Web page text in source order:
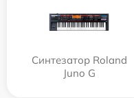
Синтезатор Roland
Juno G